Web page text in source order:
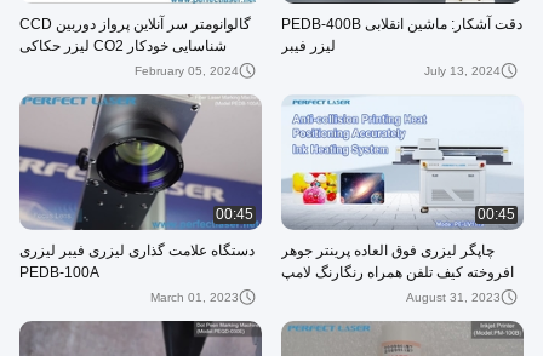
دقت آشکار: ماشین انقلابی PEDB-400B
لیزر فیبر
July 13, 2024
گالوانومتر سر آنلاین پرواز دوربین CCD
شناسایی خودکار CO2 لیزر حکاکی
February 05, 2024
00:45
چاپگر لیزری فوق العاده پرینتر جوهر
افروخته کیف تلفن همراه رنگارنگ لامپ
August 31, 2023
00:45
دستگاه علامت گذاری لیزری فیبر لیزری
PEDB-100A
March 01, 2023